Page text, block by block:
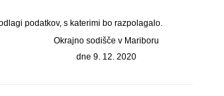
podatkov, s katerimi bo razpolagalo.
Okrajno sodišče v Mariboru
dne 9. 12. 2020